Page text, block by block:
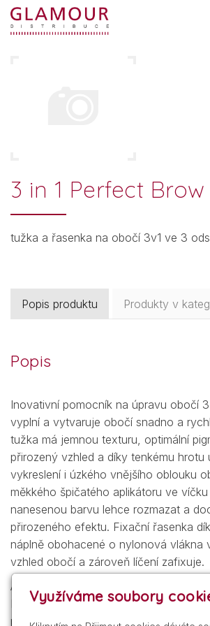
3 in 1 Perfect Brow
tužka a řasenka na obočí 3v1 ve 3
Popis produktu Produkty v
Popis
Inovativní pomocník na úpravu obočí 3
vyplní a vytvaruje obočí snadno a
tužka má jemnou texturu, optimální
přirozený vzhled a díky tenkému hrotu
vykreslení i úzkého vnějšího oblouku
měkkého špičatého aplikátoru ve
nanesenou barvu lehce rozmazat a
přirozeného efektu. Fixační řasenka
náplně obohacené o nylonová vlákna
vzhled obočí a zároveň líčení zafixuje.
Aplikace:
KROK 1: Nejprve pomocí automatické
pečlivě vykreslete. Lehkými krátkými
Využíváme soubory